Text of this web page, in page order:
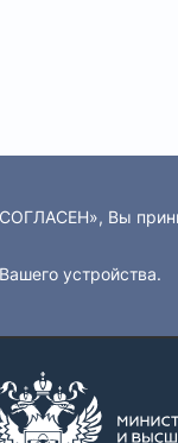
СОГЛАСЕН», Вы
устройства.